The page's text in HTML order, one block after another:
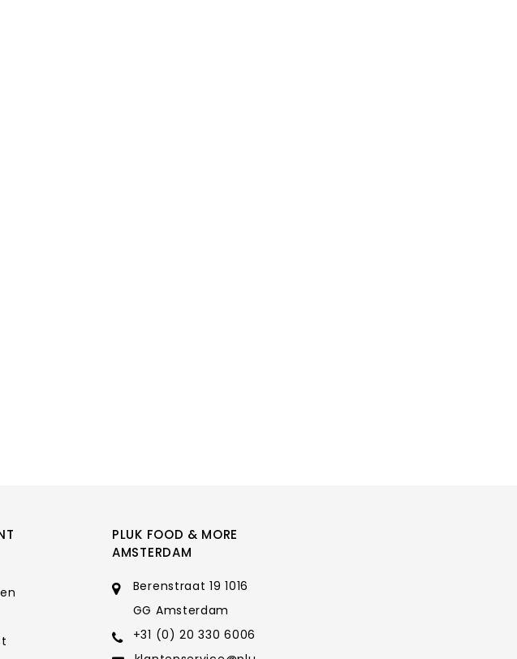
PLUK FOOD & MORE
AMSTERDAM
Berenstraat 19 1016
GG Amsterdam
+31 (0) 20 330 6006